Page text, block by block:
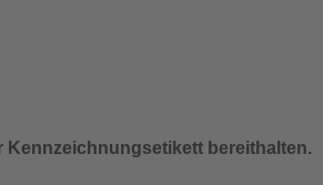
Kennzeichnungsetikett bereithalten.